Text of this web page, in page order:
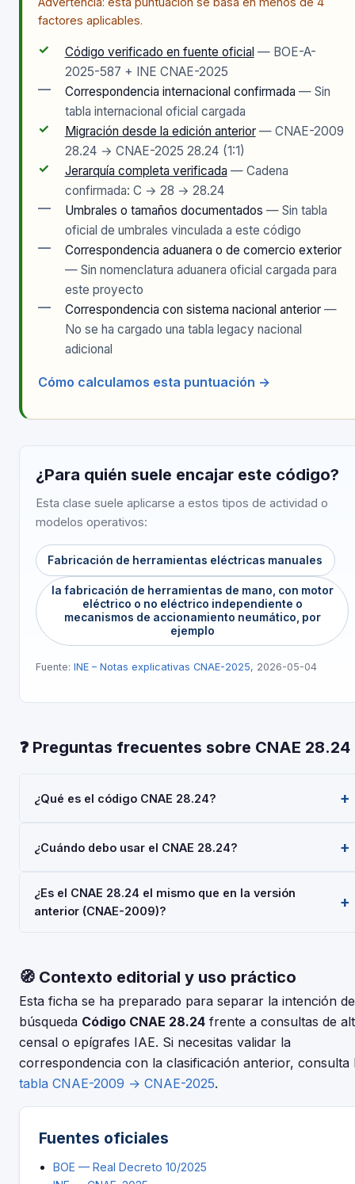
factores aplicables.
✓ Código verificado en fuente oficial — BOE-A-
2025-587 + INE CNAE-2025
— Correspondencia internacional confirmada — Sin
tabla internacional oficial cargada
✓ Migración desde la edición anterior — CNAE-2009
28.24 → CNAE-2025 28.24 (1:1)
✓ Jerarquía completa verificada — Cadena
confirmada: C → 28 → 28.24
— Umbrales o tamaños documentados — Sin tabla
oficial de umbrales vinculada a este código
—
Correspondencia aduanera o de comercio exterior
— Sin nomenclatura aduanera oficial cargada para
este proyecto
— Correspondencia con sistema nacional anterior —
No se ha cargado una tabla legacy nacional
adicional
Cómo calculamos esta puntuación →
¿Para quién suele encajar este código?
Esta clase suele aplicarse a estos tipos de actividad o
modelos operativos:
Fabricación de herramientas eléctricas manuales
la fabricación de herramientas de mano, con motor
eléctrico o no eléctrico independiente o
mecanismos de accionamiento neumático, por
ejemplo
Fuente: INE – Notas explicativas CNAE-2025, 2026-05-04
❓ Preguntas frecuentes sobre CNAE 28.24
¿Qué es el código CNAE 28.24?
herramientas eléctricas manuales', según la Clasificación
aprobada por Real Decreto 10/2025. Es un código de nivel
'Clase' usado en registros oficiales en España.
¿Cuándo debo usar el CNAE 28.24?
'Fabricación de herramientas eléctricas manuales'. Deberás
indicarlo al darte de alta en la Seguridad Social (RETA), al
¿Es el CNAE 28.24 el mismo que en la versión
anterior (CNAE-2009)?
verificar si el código 28.24 tuvo modificaciones. El periodo
de adaptación fue hasta el 30 de junio de 2025.
🧭 Contexto editorial y uso práctico
Esta ficha se ha preparado para separar la intención de
búsqueda Código CNAE 28.24 frente a consultas de
censal o epígrafes IAE. Si necesitas validar la
correspondencia con la clasificación anterior, consulta
tabla CNAE-2009 → CNAE-2025.
Fuentes oficiales
BOE — Real Decreto 10/2025